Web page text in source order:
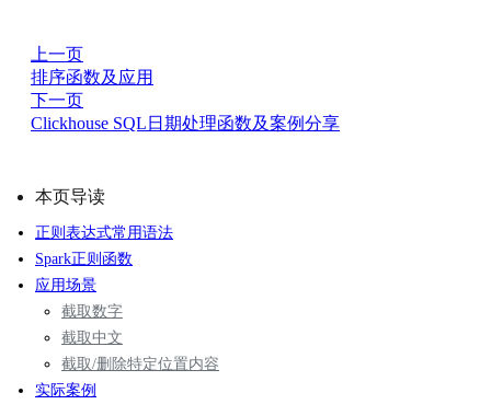
上一页
排序函数及应用
下一页
Clickhouse SQL日期处理函数及案例分享
本页导读
正则表达式常用语法
Spark正则函数
应用场景
截取数字
截取中文
截取/删除特定位置内容
实际案例